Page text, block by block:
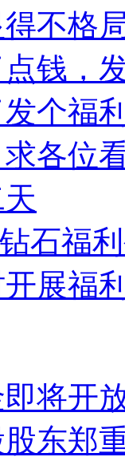
不格
钱，
个福
各位
石福
展福
将开
东郑